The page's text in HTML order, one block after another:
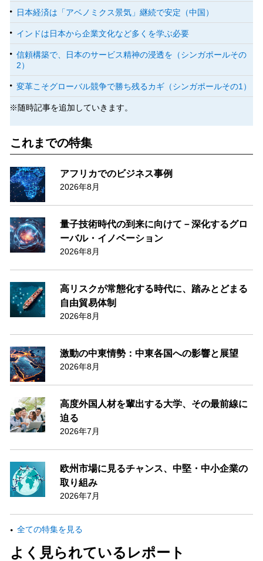
日本経済は「アベノミクス景気」継続で安定（中国）
インドは日本から企業文化など多くを学ぶ必要
信頼構築で、日本のサービス精神の浸透を（シンガポールその
2）
変革こそグローバル競争で勝ち残るカギ（シンガポールその1）
※随時記事を追加していきます。
これまでの特集
アフリカでのビジネス事例
2026年8月
量子技術時代の到来に向けて－深化するグロ
ーバル・イノベーション
2026年8月
高リスクが常態化する時代に、踏みとどまる
自由貿易体制
2026年8月
激動の中東情勢：中東各国への影響と展望
2026年8月
高度外国人材を輩出する大学、その最前線に
迫る
2026年7月
欧州市場に見るチャンス、中堅・中小企業の
取り組み
2026年7月
全ての特集を見る
よく見られているレポート